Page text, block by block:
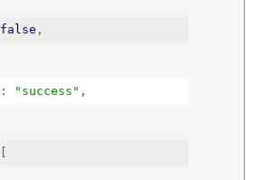
false ,
: "success" ,